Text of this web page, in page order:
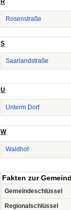
R
Rosenstraße
S
Saarlandstraße
U
Unterm Dorf
W
Waldhof
Fakten zur
Gemeindeschlüssel
Regionalschlüssel